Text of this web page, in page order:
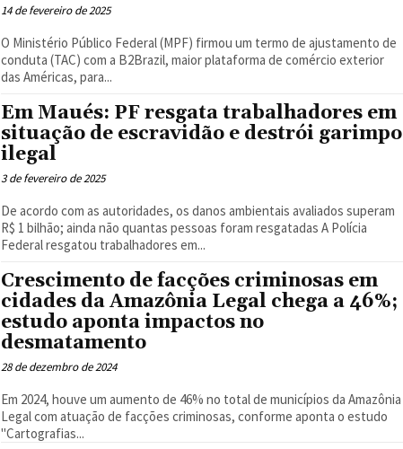
14 de fevereiro de 2025
O Ministério Público Federal (MPF) firmou um termo de ajustamento de
conduta (TAC) com a B2Brazil, maior plataforma de comércio exterior
das Américas, para...
Em Maués: PF resgata trabalhadores em
situação de escravidão e destrói garimpo
ilegal
3 de fevereiro de 2025
De acordo com as autoridades, os danos ambientais avaliados superam
R$ 1 bilhão; ainda não quantas pessoas foram resgatadas A Polícia
Federal resgatou trabalhadores em...
Crescimento de facções criminosas em
cidades da Amazônia Legal chega a 46%;
estudo aponta impactos no
desmatamento
28 de dezembro de 2024
Em 2024, houve um aumento de 46% no total de municípios da Amazônia
Legal com atuação de facções criminosas, conforme aponta o estudo
"Cartografias...